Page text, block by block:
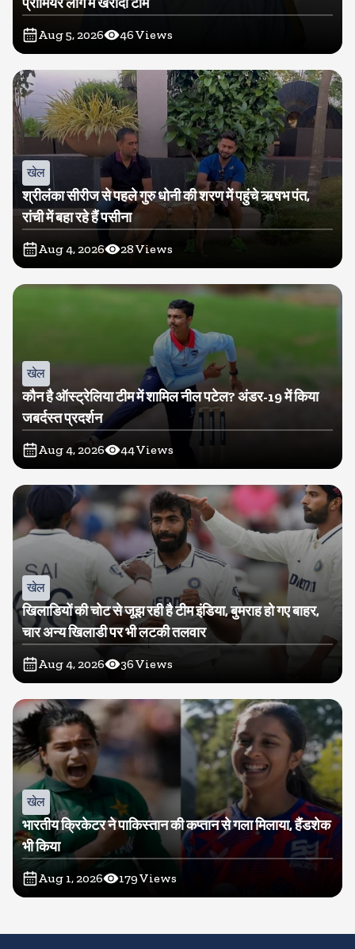
Aug 5, 2026 46Views
खेल
श्रीलंका सीरीज से पहले गुरु धोनी की शरण में पहुंचे ऋषभ पंत,
रांची में बहा रहे हैं पसीना
Aug 4, 2026 28Views
खेल
कौन है ऑस्ट्रेलिया टीम में शामिल नील पटेल? अंडर-19 में किया
जबर्दस्त प्रदर्शन
Aug 4, 2026 44Views
खेल
खिलाडियों की चोट से जूझ रही है टीम इंडिया, बुमराह हो गए बाहर,
चार अन्य खिलाडी पर भी लटकी तलवार
Aug 4, 2026 36Views
खेल
भारतीय क्रिकेटर ने पाकिस्तान की कप्तान से गला मिलाया, हैंडशेक
भी किया
Aug 1, 2026 179Views